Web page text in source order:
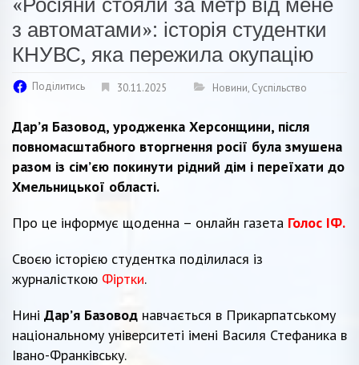
з автоматами»: історія студентки
КНУВС, яка пережила окупацію
Поділитись 30.11.2025 Новини, Суспільство
Дар’я Базовод, уродженка Херсонщини, після
повномасштабного вторгнення росії була змушена
разом із сім’єю покинути рідний дім і переїхати до
Хмельницької області.
Про це інформує щоденна – онлайн газета Голос ІФ.
Своєю історією студентка поділилася із
журналісткою Фіртки.
Нині Дар’я Базовод навчається в Прикарпатському
національному університеті імені Василя Стефаника в
Івано-Франківську.